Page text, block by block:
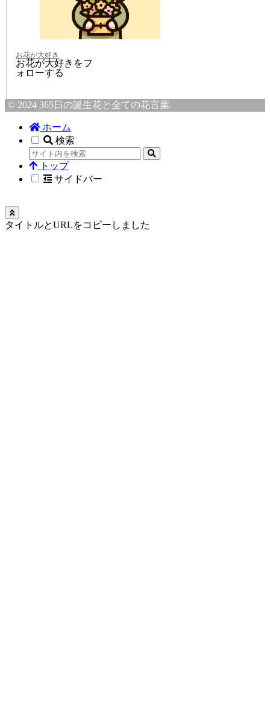
お花が大好き
お花が大好きをフ
ォローする
© 2024 365日の誕生花と全ての花言葉.
ホーム
検索
トップ
サイドバー
タイトルとURLをコピーしました